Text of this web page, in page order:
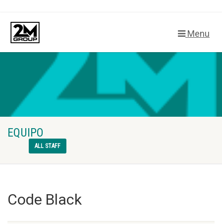
Menu
EQUIPO
ALL STAFF
Code Black